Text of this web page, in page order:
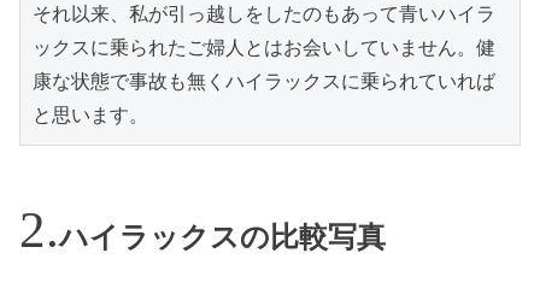
それ以来、私が引っ越しをしたのもあって青いハイラ
ックスに乗られたご婦人とはお会いしていません。健
康な状態で事故も無くハイラックスに乗られていれば
と思います。
ハイラックスの比較写真